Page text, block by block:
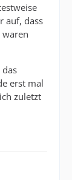
auf, dass
erst mal
zuletzt